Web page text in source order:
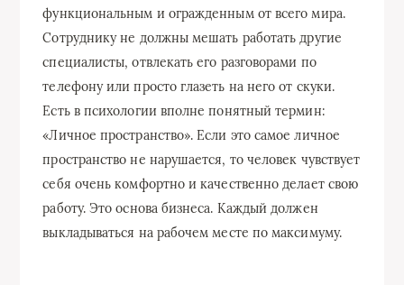
функциональным и огражденным от всего мира.
Сотруднику не должны мешать работать другие
специалисты, отвлекать его разговорами по
телефону или просто глазеть на него от скуки.
Есть в психологии вполне понятный термин:
«Личное пространство». Если это самое личное
пространство не нарушается, то человек чувствует
себя очень комфортно и качественно делает свою
работу. Это основа бизнеса. Каждый должен
выкладываться на рабочем месте по максимуму.